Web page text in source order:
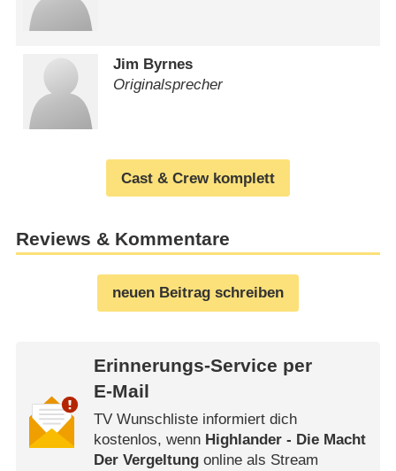
Jim Byrnes
Originalsprecher
Cast & Crew komplett
Reviews & Kommentare
neuen Beitrag schreiben
Erinnerungs-Service per
E-Mail
TV Wunschliste informiert dich
kostenlos, wenn Highlander - Die Macht
Der Vergeltungonline als Stream